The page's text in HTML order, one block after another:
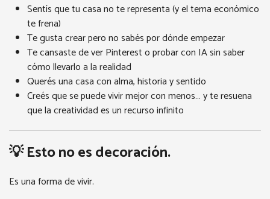
Sentís que tu casa no te representa (y el tema económico
te frena)
Te gusta crear pero no sabés por dónde empezar
Te cansaste de ver Pinterest o probar con IA sin saber
cómo llevarlo a la realidad
Querés una casa con alma, historia y sentido
Creés que se puede vivir mejor con menos… y te resuena
que la creatividad es un recurso infinito
💡 Esto no es decoración.
Es una forma de vivir.